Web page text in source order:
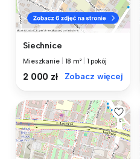
Siechnice
Mieszkanie 18 m² 1 pokój
2 000 zł Zobacz więcej